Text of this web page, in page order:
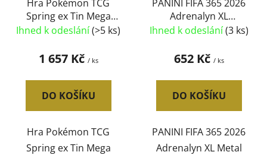
Hra Pokémon TCG
Spring ex Tin Mega
Charizard 4x booster
Ihned k odeslání(>5 ks)
1 657 Kč / ks
DO KOŠÍKU
Hra Pokémon TCG
Spring ex Tin Mega
PANINI FIFA 365 2026
Adrenalyn XL
sběratelské karty 42ks
Ihned k odeslání(3 ks)
652 Kč / ks
DO KOŠÍKU
PANINI FIFA 365 2026
Adrenalyn XL Metal